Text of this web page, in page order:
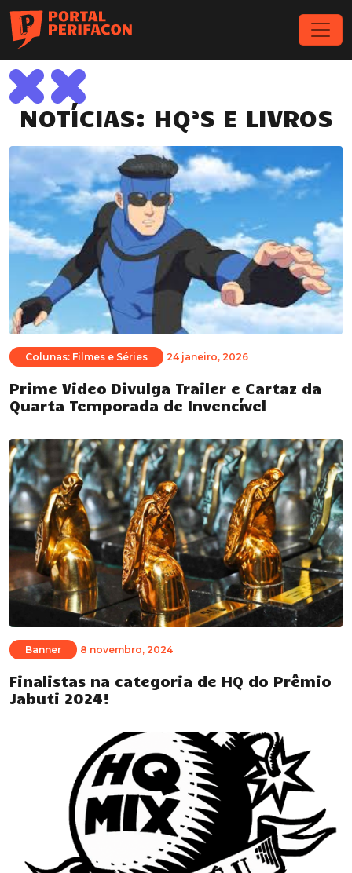
NOTÍCIAS: HQ’S E LIVROS
Colunas: Filmes e Séries 24 janeiro, 2026
Prime Video Divulga Trailer e Cartaz da
Quarta Temporada de Invencível
Banner 8 novembro, 2024
Finalistas na categoria de HQ do Prêmio
Jabuti 2024!